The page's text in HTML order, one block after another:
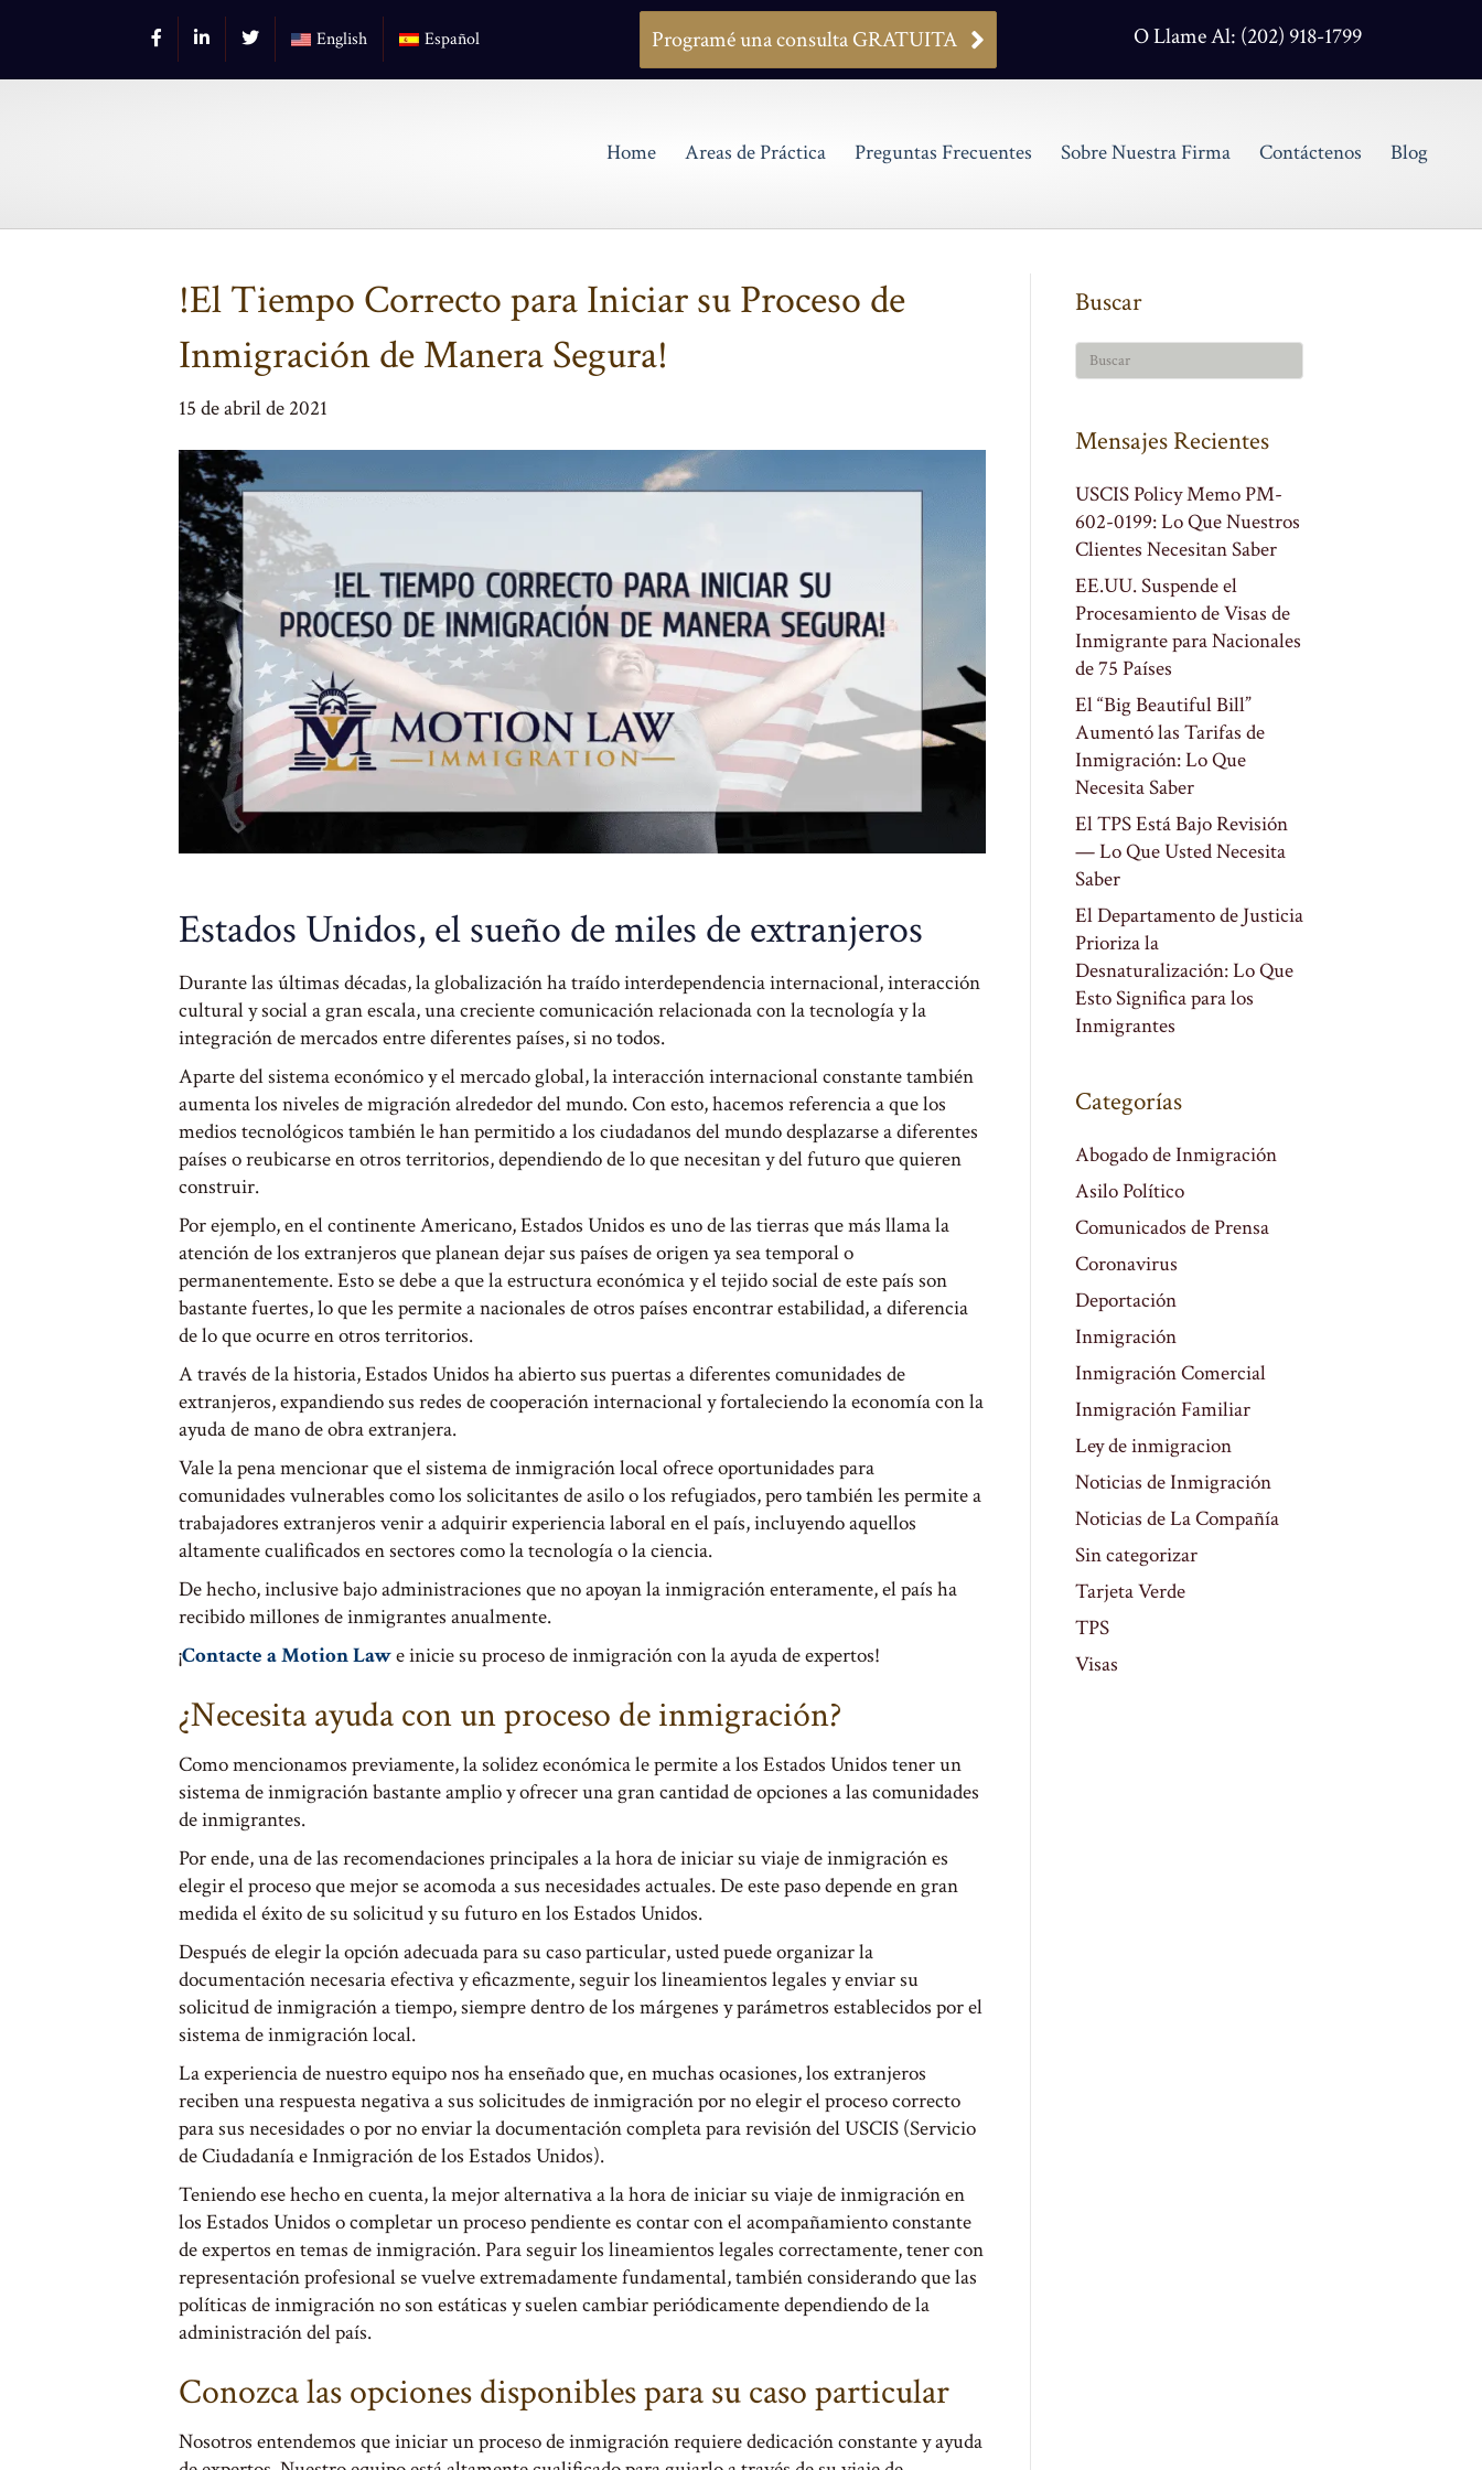
English Español Programé una consulta GRATUITA O Llame Al: (202) 918-1799
Home Areas de Práctica Preguntas Frecuentes Sobre Nuestra Firma Contáctenos Blog
!El Tiempo Correcto para Iniciar su Proceso de
Inmigración de Manera Segura!
15 de abril de 2021
Estados Unidos, el sueño de miles de extranjeros
Durante las últimas décadas, la globalización ha traído interdependencia internacional, interacción
cultural y social a gran escala, una creciente comunicación relacionada con la tecnología y la
integración de mercados entre diferentes países, si no todos.
Aparte del sistema económico y el mercado global, la interacción internacional constante también
aumenta los niveles de migración alrededor del mundo. Con esto, hacemos referencia a que los
medios tecnológicos también le han permitido a los ciudadanos del mundo desplazarse a diferentes
países o reubicarse en otros territorios, dependiendo de lo que necesitan y del futuro que quieren
construir.
Por ejemplo, en el continente Americano, Estados Unidos es uno de las tierras que más llama la
atención de los extranjeros que planean dejar sus países de origen ya sea temporal o
permanentemente. Esto se debe a que la estructura económica y el tejido social de este país son
bastante fuertes, lo que les permite a nacionales de otros países encontrar estabilidad, a diferencia
de lo que ocurre en otros territorios.
A través de la historia, Estados Unidos ha abierto sus puertas a diferentes comunidades de
extranjeros, expandiendo sus redes de cooperación internacional y fortaleciendo la economía con la
ayuda de mano de obra extranjera.
Vale la pena mencionar que el sistema de inmigración local ofrece oportunidades para
comunidades vulnerables como los solicitantes de asilo o los refugiados, pero también les permite a
trabajadores extranjeros venir a adquirir experiencia laboral en el país, incluyendo aquellos
altamente cualificados en sectores como la tecnología o la ciencia.
De hecho, inclusive bajo administraciones que no apoyan la inmigración enteramente, el país ha
recibido millones de inmigrantes anualmente.
¡Contacte a Motion Lawe inicie su proceso de inmigración con la ayuda de expertos!
¿Necesita ayuda con un proceso de inmigración?
Como mencionamos previamente, la solidez económica le permite a los Estados Unidos tener un
sistema de inmigración bastante amplio y ofrecer una gran cantidad de opciones a las comunidades
de inmigrantes.
Por ende, una de las recomendaciones principales a la hora de iniciar su viaje de inmigración es
elegir el proceso que mejor se acomoda a sus necesidades actuales. De este paso depende en gran
medida el éxito de su solicitud y su futuro en los Estados Unidos.
Después de elegir la opción adecuada para su caso particular, usted puede organizar la
documentación necesaria efectiva y eficazmente, seguir los lineamientos legales y enviar su
solicitud de inmigración a tiempo, siempre dentro de los márgenes y parámetros establecidos por el
sistema de inmigración local.
La experiencia de nuestro equipo nos ha enseñado que, en muchas ocasiones, los extranjeros
reciben una respuesta negativa a sus solicitudes de inmigración por no elegir el proceso correcto
para sus necesidades o por no enviar la documentación completa para revisión del USCIS (Servicio
de Ciudadanía e Inmigración de los Estados Unidos).
Teniendo ese hecho en cuenta, la mejor alternativa a la hora de iniciar su viaje de inmigración en
los Estados Unidos o completar un proceso pendiente es contar con el acompañamiento constante
de expertos en temas de inmigración. Para seguir los lineamientos legales correctamente, tener con
representación profesional se vuelve extremadamente fundamental, también considerando que las
políticas de inmigración no son estáticas y suelen cambiar periódicamente dependiendo de la
administración del país.
Conozca las opciones disponibles para su caso particular
Nosotros entendemos que iniciar un proceso de inmigración requiere dedicación constante y ayuda
Buscar
Mensajes Recientes
USCIS Policy Memo PM-
602-0199: Lo Que Nuestros
Clientes Necesitan Saber
EE.UU. Suspende el
Procesamiento de Visas de
Inmigrante para Nacionales
de 75 Países
El “Big Beautiful Bill”
Aumentó las Tarifas de
Inmigración: Lo Que
Necesita Saber
El TPS Está Bajo Revisión
— Lo Que Usted Necesita
Saber
El Departamento de Justicia
Prioriza la
Desnaturalización: Lo Que
Esto Significa para los
Inmigrantes
Categorías
Abogado de Inmigración
Asilo Político
Comunicados de Prensa
Coronavirus
Deportación
Inmigración
Inmigración Comercial
Inmigración Familiar
Ley de inmigracion
Noticias de Inmigración
Noticias de La Compañía
Sin categorizar
Tarjeta Verde
TPS
Visas